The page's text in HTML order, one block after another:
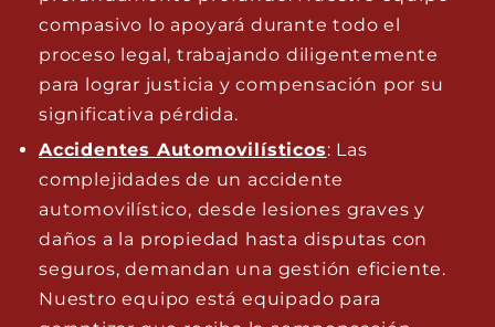
compasivo lo apoyará durante todo el
proceso legal, trabajando diligentemente
para lograr justicia y compensación por su
significativa pérdida.
Accidentes Automovilísticos: Las
complejidades de un accidente
automovilístico, desde lesiones graves y
daños a la propiedad hasta disputas con
seguros, demandan una gestión eficiente.
Nuestro equipo está equipado para